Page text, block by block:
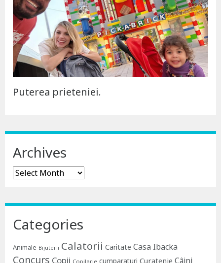
Puterea prieteniei.
Archives
Archives
Categories
Animale Bijuterii Calatorii Caritate Casa Ibacka
Concurs Copii Copilarie cumparaturi Curatenie Câini